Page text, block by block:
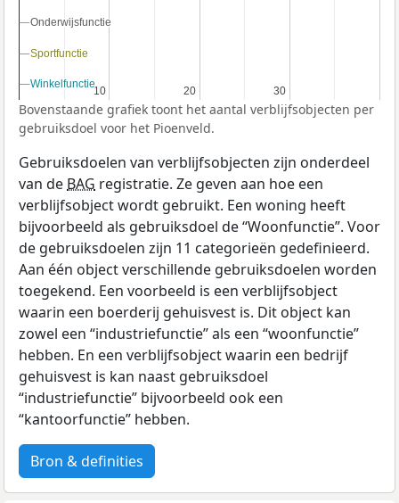
10
10 20
20 30
30
Onderwijsfunctie
Onderwijsfunctie
Sportfunctie
Sportfunctie
Winkelfunctie
Winkelfunctie
Bovenstaande grafiek toont het aantal verblijfsobjecten per
gebruiksdoel voor het Pioenveld.
Gebruiksdoelen van verblijfsobjecten zijn onderdeel
van de BAG registratie. Ze geven aan hoe een
verblijfsobject wordt gebruikt. Een woning heeft
bijvoorbeeld als gebruiksdoel de “Woonfunctie”. Voor
de gebruiksdoelen zijn 11 categorieën gedefinieerd.
Aan één object verschillende gebruiksdoelen worden
toegekend. Een voorbeeld is een verblijfsobject
waarin een boerderij gehuisvest is. Dit object kan
zowel een “industriefunctie” als een “woonfunctie”
hebben. En een verblijfsobject waarin een bedrijf
gehuisvest is kan naast gebruiksdoel
“industriefunctie” bijvoorbeeld ook een
“kantoorfunctie” hebben.
Bron & definities